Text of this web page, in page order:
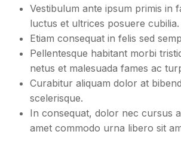
Vestibulum ante ipsum primis in
luctus et ultrices posuere cubilia.
Etiam consequat in felis sed
Pellentesque habitant morbi
netus et malesuada fames ac
Curabitur aliquam dolor at
scelerisque.
In consequat, dolor nec cursus
amet commodo urna libero sit